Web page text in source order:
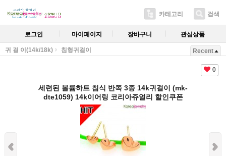
카테고리 검색
로그인 마이페이지 장바구니 관심상품
귀 걸 이(14k/18k) 침형귀걸이 Recent
0
세련된 볼륨하트 침식 반쪽 3종 14k귀걸이 (mk-
dte1059) 14k이어링 코리아쥬얼리 할인쿠폰